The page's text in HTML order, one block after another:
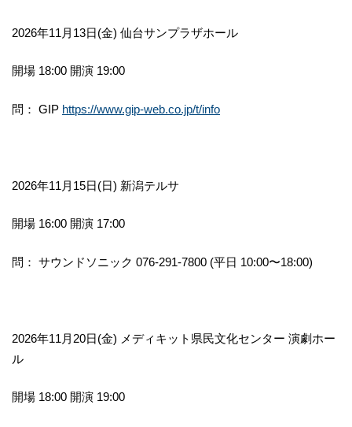
2026年11月13日(金) 仙台サンプラザホール
開場 18:00 開演 19:00
問： GIP https://www.gip-web.co.jp/t/info
2026年11月15日(日) 新潟テルサ
開場 16:00 開演 17:00
問： サウンドソニック 076-291-7800 (平日 10:00〜18:00)
2026年11月20日(金) メディキット県民文化センター 演劇ホー
ル
開場 18:00 開演 19:00